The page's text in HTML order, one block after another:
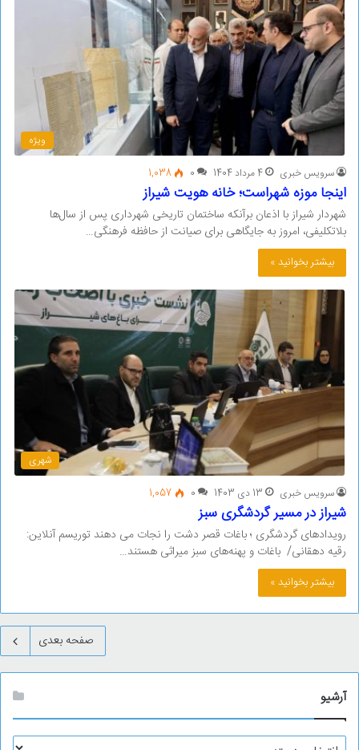
ویژه
سرویس خبری 4 مرداد 1404 0
1,038
اینجا موزه شهراست؛ خانه هویت شیراز
شهردار شیراز با اذعان برآنکه ساختمان تاریخی شهرداری پس از سال‌ها
بلاتکلیفی، امروز به جایگاهی برای صیانت از حافظه فرهنگی…
بیشتر بخوانید »
شهری
سرویس خبری 13 دی 1403 0
1,057
شیراز در مسیر گردشگری سبز
رویدادهای گردشگری ؛ باغات قصر دشت را نجات می دهند توریسم آنلاین:
رقیه دهقانی/ باغات و پهنه‌های سبز میراثی هستند…
بیشتر بخوانید »
صفحه بعدی
آرشیو